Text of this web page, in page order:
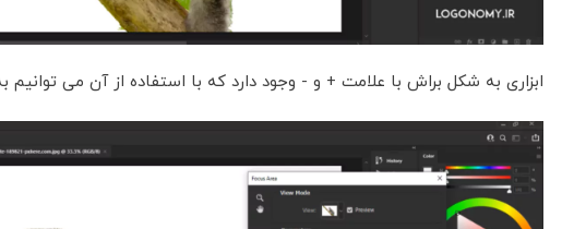
ابزاری به شکل براش با علامت + و - وجود دارد که با استفاده از آن می